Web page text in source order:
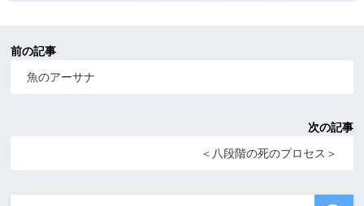
前の記事
魚のアーサナ
次の記事
＜八段階の死のプロセス＞